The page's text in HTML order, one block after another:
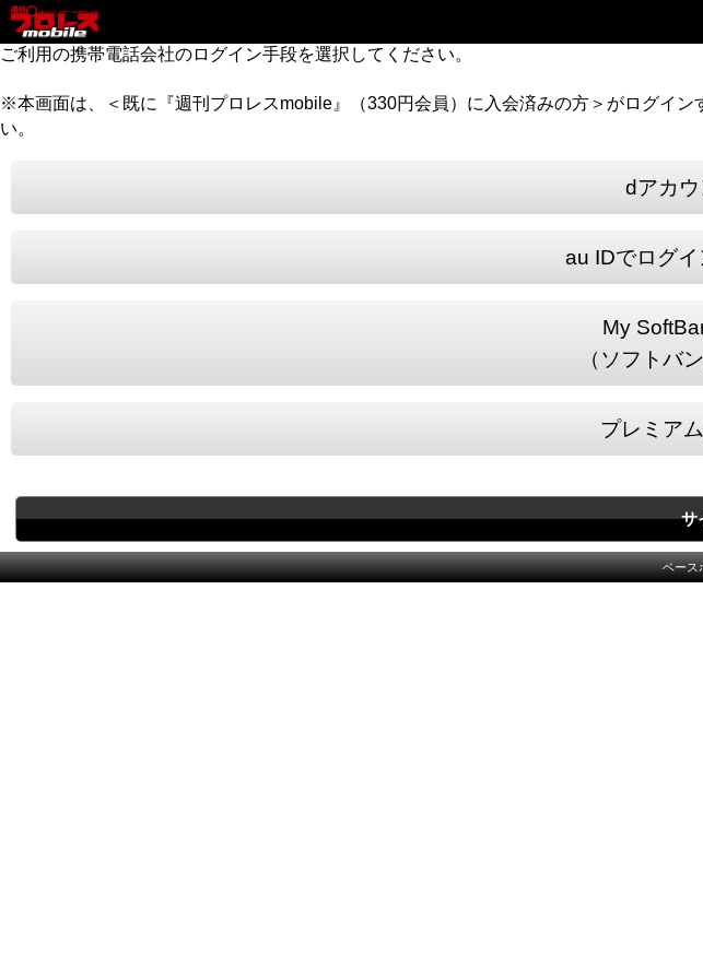
ご利用の携帯電話会社のログイン手段を選択してください。
※本画面は、＜既に『週刊プロレスmobile』（330円会員）に入会済みの方＞がログイ
い。
dアカ
au IDでログイ
My
（ソフトバ
プレミア
サ
ベース